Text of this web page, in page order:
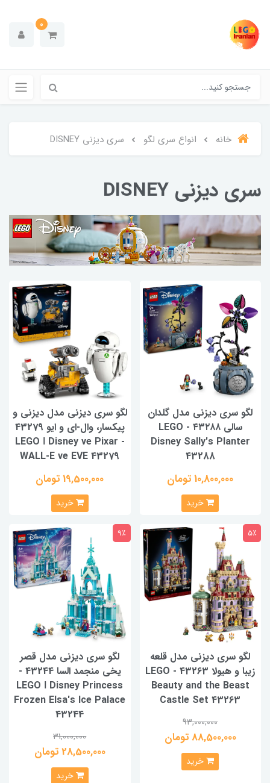
0
خانه انواع سری لگو سری دیزنی DISNEY
سری دیزنی DISNEY
لگو سری دیزنی مدل گلدان
سالی ۴۳۲۸۸ - LEGO
Disney Sally's Planter
43288
10,800,000 تومان
خرید
لگو سری دیزنی مدل دیزنی و
پیکسار، وال-ای و ایو 43279
- LEGO ǀ Disney ve Pixar
WALL-E ve EVE 43279
19,500,000 تومان
خرید
لگو سری دیزنی مدل قلعه
زیبا و هیولا 43263 - LEGO
Beauty and the Beast
Castle Set 43263
93,000,000
88,500,000 تومان
5٪
خرید
لگو سری دیزنی مدل قصر
یخی منجمد السا 43244 -
LEGO ǀ Disney Princess
Frozen Elsa's Ice Palace
43244
31,000,000
28,500,000 تومان
9٪
خرید